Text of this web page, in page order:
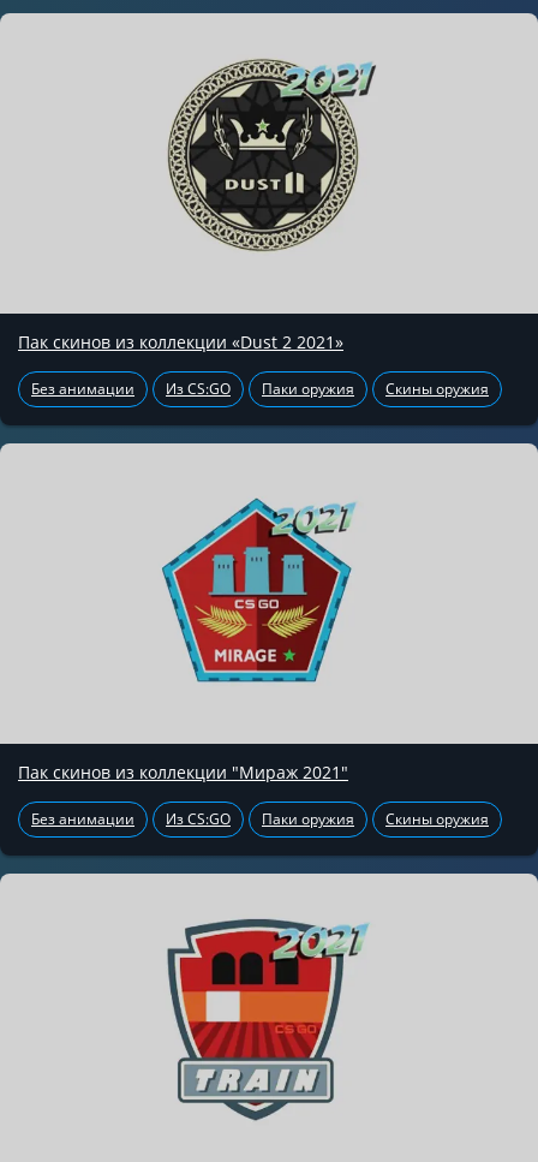
Пак скинов из коллекции «Dust 2 2021»
Без анимации Из CS:GO Паки оружия Скины оружия
Пак скинов из коллекции "Мираж 2021"
Без анимации Из CS:GO Паки оружия Скины оружия